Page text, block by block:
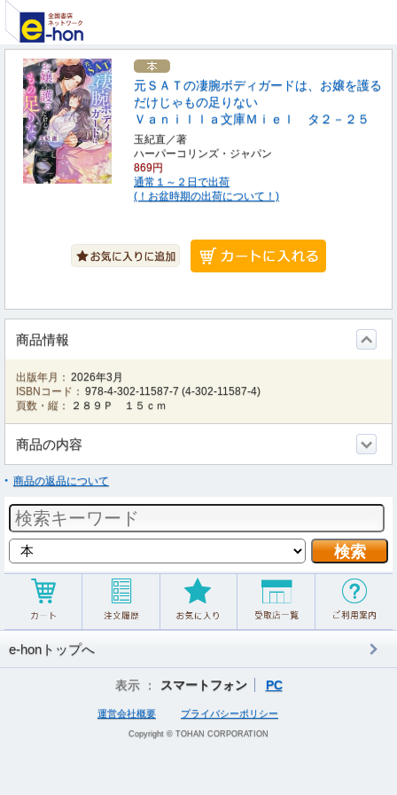
元ＳＡＴの凄腕ボディガードは、お嬢を護る
だけじゃもの足りない
Ｖａｎｉｌｌａ文庫Ｍｉｅｌ タ２－２５
玉紀直／著
ハーパーコリンズ・ジャパン
869円
通常１～２日で出荷
(！お盆時期の出荷について！)
商品情報
出版年月： 2026年3月
ISBNコード： 978-4-302-11587-7 (4-302-11587-4)
頁数・縦：
２８９Ｐ １５ｃｍ
商品の内容
商品の返品について
e-honトップへ
表示 ： スマートフォン PC
運営会社概要 プライバシーポリシー
Copyright © TOHAN CORPORATION